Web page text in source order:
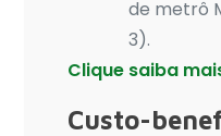
de metrô
3).
Clique saiba
Custo-